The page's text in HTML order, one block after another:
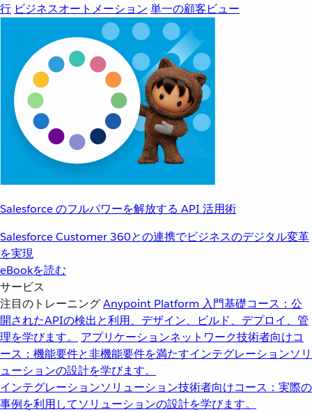
行 ビジネスオートメーション 単一の顧客ビュー
Salesforce のフルパワーを解放する API 活用術
Salesforce Customer 360との連携でビジネスのデジタル変革
を実現
eBookを読む
サービス
注目のトレーニングAnypoint Platform 入門基礎コース：公
開されたAPIの検出と利用、デザイン、ビルド、デプロイ、管
理を学びます。
アプリケーションネットワーク技術者向けコ
ース：機能要件と非機能要件を満たすインテグレーションソリ
ューションの設計を学びます。
インテグレーションソリューション技術者向けコース：実際の
事例を利用してソリューションの設計を学びます。